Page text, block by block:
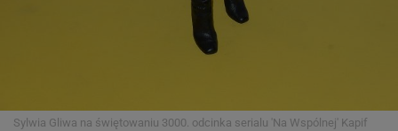
Sylwia Gliwa na świętowaniu 3000. odcinka serialu 'Na Wspólnej' Kapif